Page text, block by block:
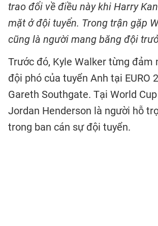
trao đổi về điều này khi Harry
mặt ở đội tuyển. Trong trận gặp
cũng là người mang băng đội
Trước đó, Kyle Walker từng đảm
đội phó của tuyển Anh tại EURO
Gareth Southgate. Tại World
Jordan Henderson là người hỗ
trong ban cán sự đội tuyển.